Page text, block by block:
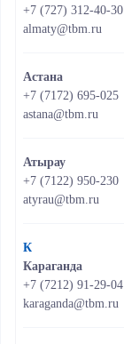
+7 (727) 312-40-30
almaty@tbm.ru
Астана
+7 (7172) 695-025
astana@tbm.ru
Атырау
+7 (7122) 950-230
atyrau@tbm.ru
К
Караганда
+7 (7212) 91-29-04
karaganda@tbm.ru